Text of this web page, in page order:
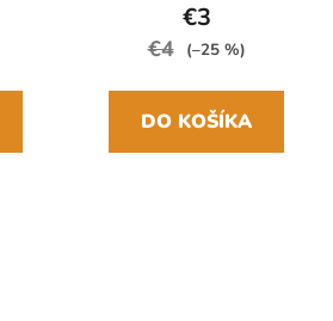
€3
€4 (–25 %)
DO KOŠÍKA